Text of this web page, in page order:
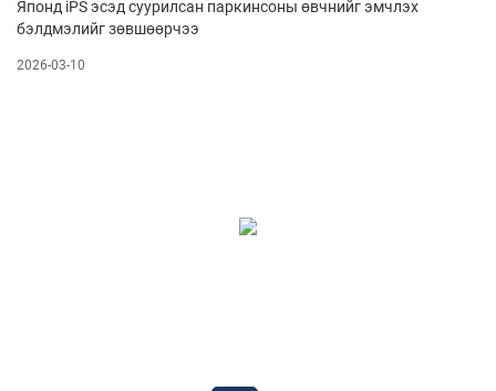
Японд iPS эсэд суурилсан паркинсоны өвчнийг эмчлэх
бэлдмэлийг зөвшөөрчээ
2026-03-10